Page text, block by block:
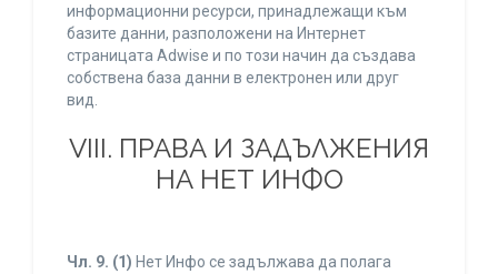
информационни ресурси, принадлежащи към
базите данни, разположени на Интернет
страницата Adwise и по този начин да създава
собствена база данни в електронен или друг
вид.
VIII. ПРАВА И ЗАДЪЛЖЕНИЯ
НА НЕТ ИНФО
Чл. 9. (1) Нет Инфо се задължава да полага